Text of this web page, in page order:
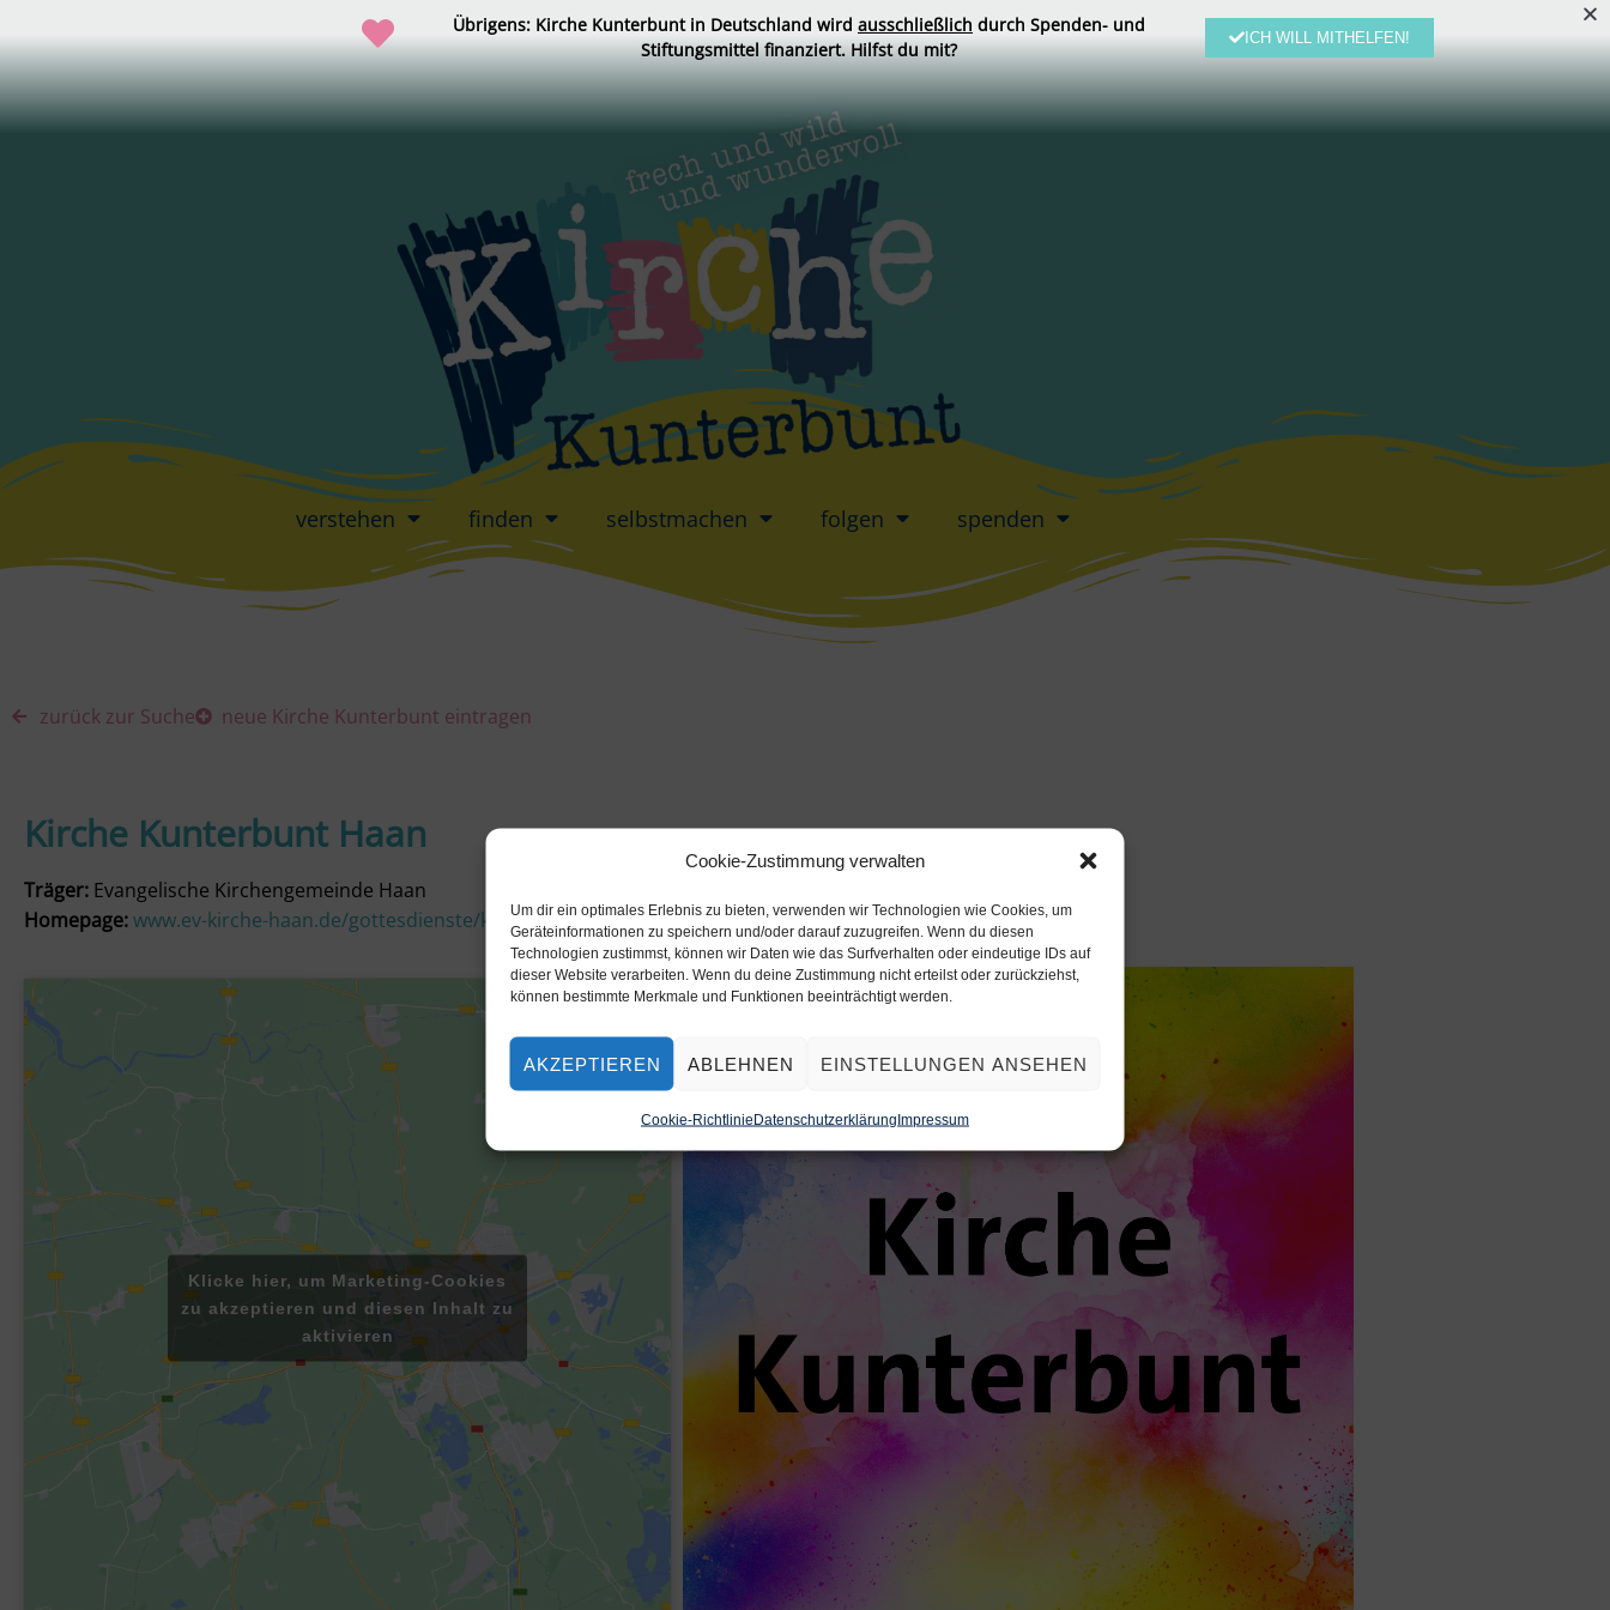
Cookie-Zustimmung verwalten
Um dir ein optimales Erlebnis zu bieten, verwenden wir Technologien wie Cookies, um
Geräteinformationen zu speichern und/oder darauf zuzugreifen. Wenn du diesen
Technologien zustimmst, können wir Daten wie das Surfverhalten oder eindeutige IDs auf
dieser Website verarbeiten. Wenn du deine Zustimmung nicht erteilst oder zurückziehst,
können bestimmte Merkmale und Funktionen beeinträchtigt werden.
AKZEPTIEREN ABLEHNEN EINSTELLUNGEN ANSEHEN
Cookie-RichtlinieDatenschutzerklärungImpressum
verstehen finden selbstmachen folgen spenden
zurück zur Suche neue Kirche Kunterbunt eintragen
Kirche Kunterbunt Haan
Träger: Evangelische Kirchengemeinde Haan
Homepage:www.ev-kirche-haan.de/gottesdienste/kirche-kunterbunt
Klicke hier, um Marketing-Cookies
zu akzeptieren und diesen Inhalt zu
aktivieren
Übrigens: Kirche Kunterbunt in Deutschland wird ausschließlich durch Spenden- und
Stiftungsmittel finanziert. Hilfst du mit?
ICH WILL MITHELFEN!